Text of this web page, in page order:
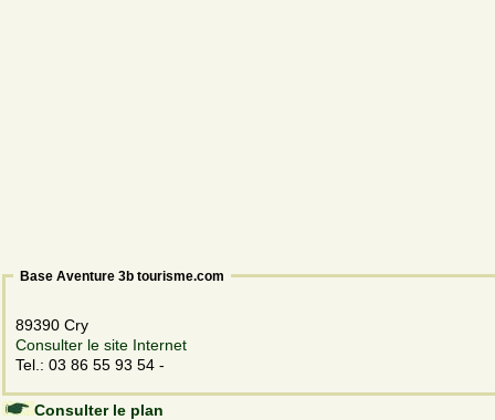
Base Aventure 3b tourisme.com
89390 Cry
Consulter le site Internet
Tel.: 03 86 55 93 54 -
Consulter le plan